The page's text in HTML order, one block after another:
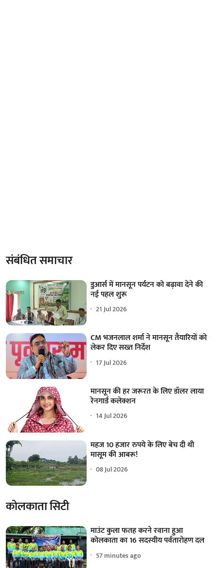
संबंधित समाचार
डुआर्स में मानसून पर्यटन को बढ़ावा देने की
नई पहल शुरू
21 Jul 2026
CM भजनलाल शर्मा ने मानसून तैयारियों को
लेकर दिए सख्त निर्देश
17 Jul 2026
मानसून की हर जरूरत के लिए डॉलर लाया
रेनगार्ड कलेक्शन
14 Jul 2026
महज 10 हजार रुपये के लिए बेच दी थी
मासूम की आबरू!
08 Jul 2026
कोलकाता सिटी
माउंट कुला फतह करने रवाना हुआ
कोलकाता का 16 सदस्यीय पर्वतारोहण दल
57 minutes ago